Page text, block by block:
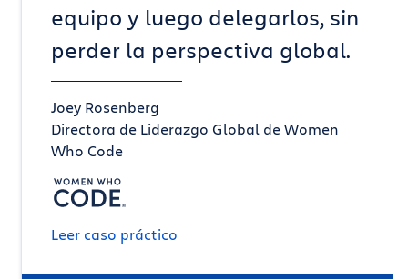
equipo y luego delegarlos, sin
perder la perspectiva global.
Joey Rosenberg
Directora de Liderazgo Global de Women
Who Code
Leer caso práctico